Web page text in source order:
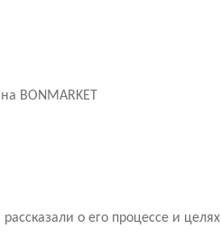
BONMARKET
о его процессе и целях